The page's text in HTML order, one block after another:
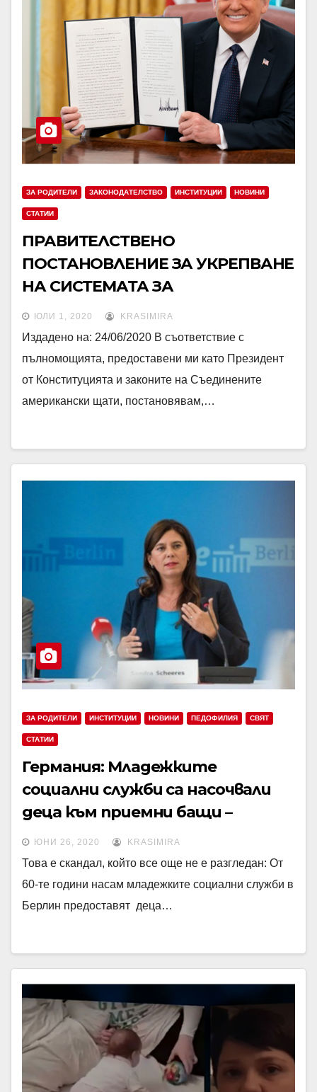
ЗА РОДИТЕЛИ ЗАКОНОДАТЕЛСТВО ИНСТИТУЦИИ НОВИНИ
СТАТИИ
ПРАВИТЕЛСТВЕНО
ПОСТАНОВЛЕНИЕ ЗА УКРЕПВАНЕ
НА СИСТЕМАТА ЗА
БЛАГОПОЛУЧИЕ НА ДЕЦАТА НА
АМЕРИКА
ЮЛИ 1, 2020 KRASIMIRA
Издадено на: 24/06/2020 В съответствие с
пълномощията, предоставени ми като Президент
от Конституцията и законите на Съединените
американски щати, постановявам,…
ЗА РОДИТЕЛИ ИНСТИТУЦИИ НОВИНИ ПЕДОФИЛИЯ СВЯТ
СТАТИИ
Германия: Младежките
социални служби са насочвали
деца към приемни бащи –
педофили
ЮНИ 26, 2020 KRASIMIRA
Това е скандал, който все още не е разгледан: От
60-те години насам младежките социални служби в
Берлин предоставят деца…